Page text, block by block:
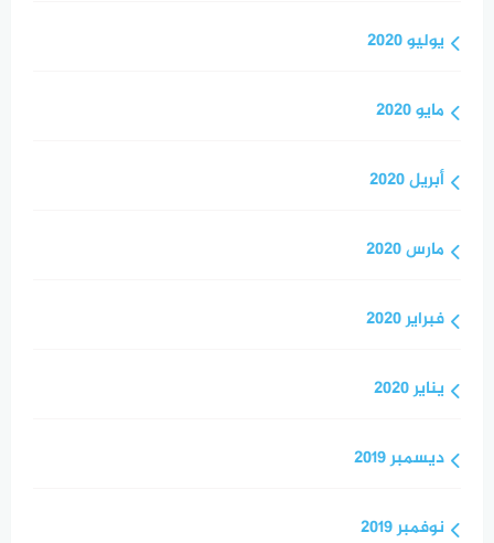
يوليو 2020
مايو 2020
أبريل 2020
مارس 2020
فبراير 2020
يناير 2020
ديسمبر 2019
نوفمبر 2019